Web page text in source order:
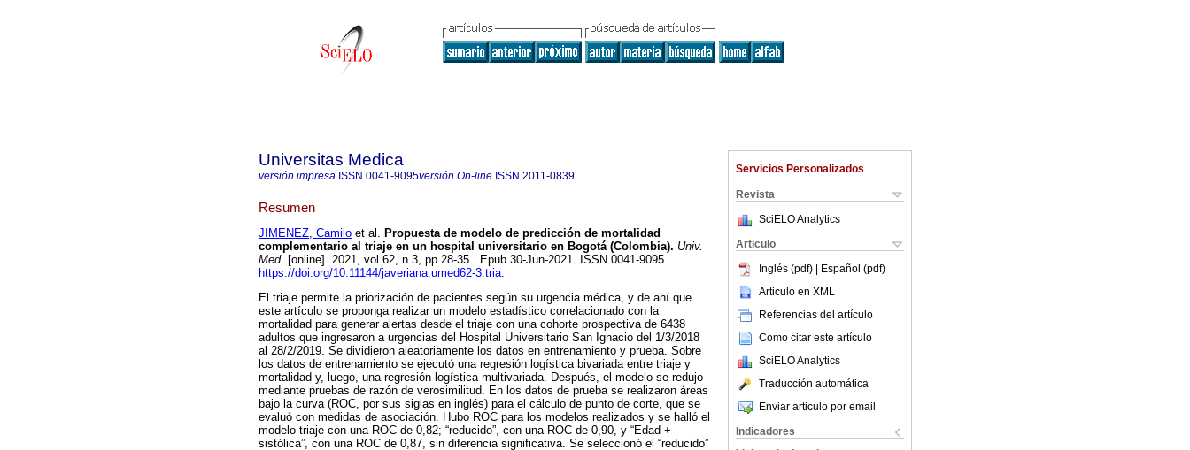
Servicios Personalizados
Revista
SciELO Analytics
Articulo
Inglés (pdf) | Español (pdf)
Articulo en XML
Referencias del artículo
Como citar este artículo
SciELO Analytics
Traducción automática
Enviar articulo por email
Indicadores
Universitas Medica
versión impresa ISSN 0041-9095versión On-line ISSN 2011-0839
Resumen
JIMENEZ, Camilo et al. Propuesta de modelo de predicción de mortalidad
complementario al triaje en un hospital universitario en Bogotá (Colombia). Univ.
Med. [online]. 2021, vol.62, n.3, pp.28-35. Epub 30-Jun-2021. ISSN 0041-9095.
https://doi.org/10.11144/javeriana.umed62-3.tria.
El triaje permite la priorización de pacientes según su urgencia médica, y de ahí que
este artículo se proponga realizar un modelo estadístico correlacionado con la
mortalidad para generar alertas desde el triaje con una cohorte prospectiva de 6438
adultos que ingresaron a urgencias del Hospital Universitario San Ignacio del 1/3/2018
al 28/2/2019. Se dividieron aleatoriamente los datos en entrenamiento y prueba. Sobre
los datos de entrenamiento se ejecutó una regresión logística bivariada entre triaje y
mortalidad y, luego, una regresión logística multivariada. Después, el modelo se redujo
mediante pruebas de razón de verosimilitud. En los datos de prueba se realizaron áreas
bajo la curva (ROC, por sus siglas en inglés) para el cálculo de punto de corte, que se
evaluó con medidas de asociación. Hubo ROC para los modelos realizados y se halló el
modelo triaje con una ROC de 0,82; “reducido”, con una ROC de 0,90, y “Edad +
sistólica”, con una ROC de 0,87, sin diferencia significativa. Se seleccionó el “reducido”